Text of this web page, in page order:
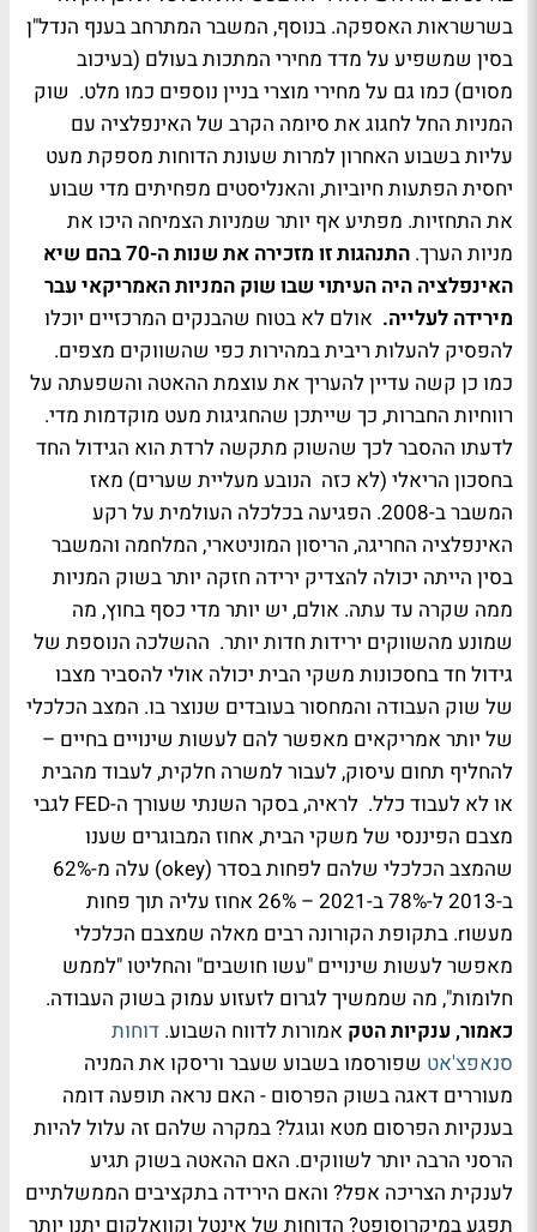
בשרשראות האספקה. בנוסף, המשבר המתרחב בענף הנדל"ן
בסין שמשפיע על מדד מחירי המתכות בעולם (בעיכוב
מסוים) כמו גם על מחירי מוצרי בניין נוספים כמו מלט. שוק
המניות החל לחגוג את סיומה הקרב של האינפלציה עם
עליות בשבוע האחרון למרות שעונת הדוחות מספקת מעט
יחסית הפתעות חיוביות, והאנליסטים מפחיתים מדי שבוע
את התחזיות. מפתיע אף יותר שמניות הצמיחה היכו את
מניות הערך.
התנהגות זו מזכירה את שנות ה-70 בהם שיא
האינפלציה היה העיתוי שבו שוק המניות האמריקאי עבר
מירידה לעלייה. אולם לא בטוח שהבנקים המרכזיים יוכלו
להפסיק להעלות ריבית במהירות כפי שהשווקים מצפים.
כמו כן קשה עדיין להעריך את עוצמת ההאטה והשפעתה על
רווחיות החברות, כך שייתכן שהחגיגות מעט מוקדמות מדי.
לדעתו ההסבר לכך שהשוק מתקשה לרדת הוא הגידול החד
בחסכון הריאלי (לא כזה הנובע מעליית שערים) מאז
המשבר ב-2008. הפגיעה בכלכלה העולמית על רקע
האינפלציה החריגה, הריסון המוניטארי, המלחמה והמשבר
בסין הייתה יכולה להצדיק ירידה חזקה יותר בשוק המניות
ממה שקרה עד עתה. אולם, יש יותר מדי כסף בחוץ, מה
שמונע מהשווקים ירידות חדות יותר. ההשלכה הנוספת של
גידול חד בחסכונות משקי הבית יכולה אולי להסביר מצבו
של שוק העבודה והמחסור בעובדים שנוצר בו. המצב הכלכלי
של יותר אמריקאים מאפשר להם לעשות שינויים בחיים –
להחליף תחום עיסוק, לעבור למשרה חלקית, לעבוד מהבית
או לא לעבוד כלל. לראיה, בסקר השנתי שעורך ה-FED לגבי
מצבם הפיננסי של משקי הבית, אחוז המבוגרים שענו
שהמצב הכלכלי שלהם לפחות בסדר (okey) עלה מ-62%
ב-2013 ל-78% ב-2021 – 26% אחוז עליה תוך פחות
מעשוr. בתקופת הקורונה רבים מאלה שמצבם הכלכלי
מאפשר לעשות שינויים "עשו חושבים" והחליטו "לממש
חלומות", מה שממשיך לגרום לזעזוע עמוק בשוק העבודה.
כאמור, ענקיות הטק אמורות לדווח השבוע. דוחות
סנאפצ'אט שפורסמו בשבוע שעבר וריסקו את המניה
מעוררים דאגה בשוק הפרסום - האם נראה תופעה דומה
בענקיות הפרסום מטא וגוגל? במקרה שלהם זה עלול להיות
הרסני הרבה יותר לשווקים. האם ההאטה בשוק תגיע
לענקית הצריכה אפל? והאם הירידה בתקציבים הממשלתיים
תפגע במיקרוסופט? הדוחות של אינטל וקוואלקום יתנו יותר